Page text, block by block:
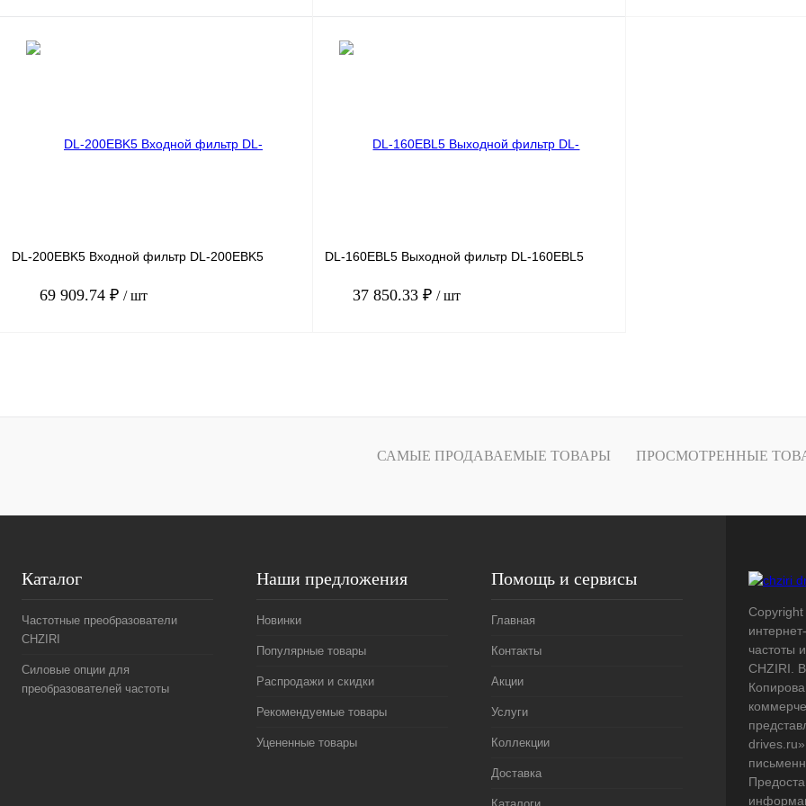
DL-200EBK5 Входной фильтр DL-200EBK5
69 909.74 ₽ / шт
Купить в 1 клик Сравнение
DL-160EBL5 Выходной фильтр DL-160EBL5
37 850.33 ₽ / шт
Купить в 1 клик Сравнение
САМЫЕ ПРОДАВАЕМЫЕ ТОВАРЫ ПРОСМОТРЕННЫЕ
Каталог
Частотные преобразователи
CHZIRI
Силовые опции для
преобразователей частоты
Наши предложения
Новинки
Популярные товары
Распродажи и скидки
Рекомендуемые товары
Уцененные товары
Помощь и сервисы
Главная
Контакты
Акции
Услуги
Коллекции
Доставка
частоты
CHZIRI.
drives.ru»